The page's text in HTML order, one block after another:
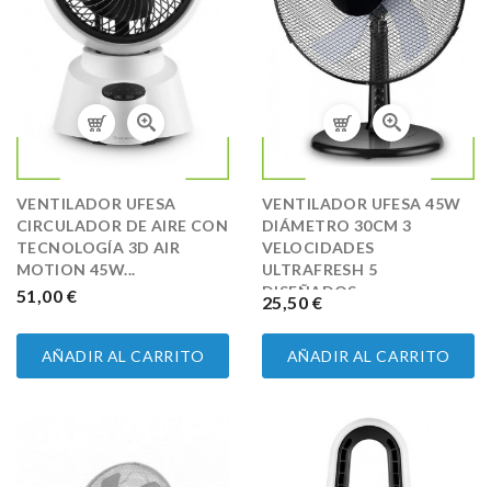
VENTILADOR UFESA
CIRCULADOR DE AIRE CON
TECNOLOGÍA 3D AIR
MOTION 45W...
PRECIO
51,00 €
AÑADIR AL CARRITO
VENTILADOR UFESA 45W
DIÁMETRO 30CM 3
VELOCIDADES
ULTRAFRESH 5
DISEÑADOS...
PRECIO
25,50 €
AÑADIR AL CARRITO